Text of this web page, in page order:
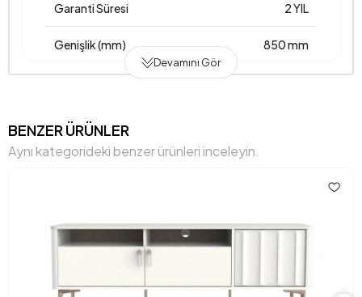
Garanti Süresi 2 YIL
Genişlik (mm) 850 mm
Gövde Malzemesi
Kapak Sayısı
Kulp Rengi Gri
Devamını Gör
BENZER ÜRÜNLER
Aynı kategorideki benzer ürünleri inceleyin.